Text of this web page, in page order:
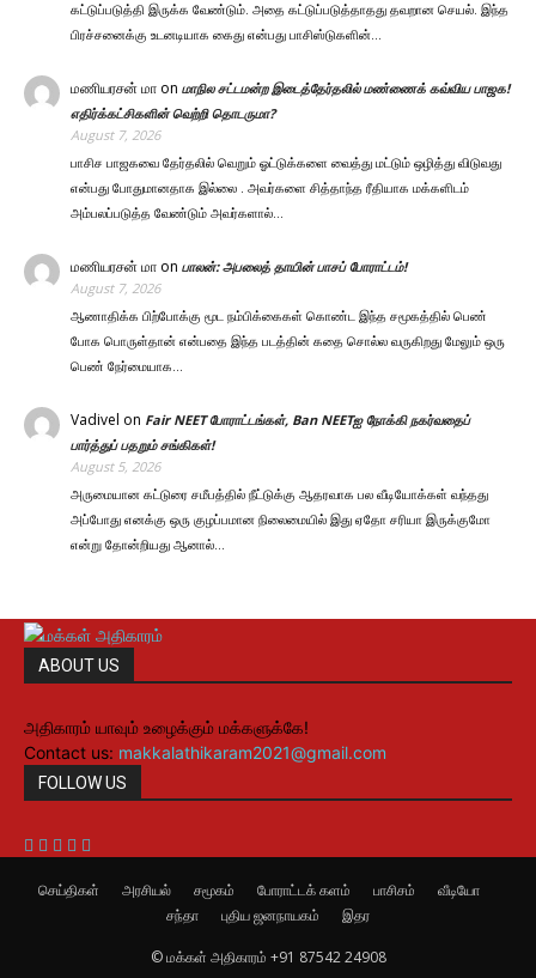
கட்டுப்படுத்தி இருக்க வேண்டும். அதை கட்டுப்படுத்தாதது தவறான செயல். இந்த
பிரச்சனைக்கு உடனடியாக கைது என்பது பாசிஸ்டுகளின்…
மணியரசன் மா on மாநில சட்டமன்ற இடைத்தேர்தலில் மண்ணைக் கவ்விய பாஜக!
எதிர்க்கட்சிகளின் வெற்றி தொடருமா?
August 7, 2026
பாசிச பாஜகவை தேர்தலில் வெறும் ஓட்டுக்களை வைத்து மட்டும் ஒழித்து விடுவது
என்பது போதுமானதாக இல்லை . அவர்களை சித்தாந்த ரீதியாக மக்களிடம்
அம்பலப்படுத்த வேண்டும் அவர்களால்…
மணியரசன் மா on பாலன்: அபலைத் தாயின் பாசப் போராட்டம்!
August 7, 2026
ஆணாதிக்க பிற்போக்கு மூட நம்பிக்கைகள் கொண்ட இந்த சமூகத்தில் பெண்
போக பொருள்தான் என்பதை இந்த படத்தின் கதை சொல்ல வருகிறது மேலும் ஒரு
பெண் நேர்மையாக…
Vadivel on Fair NEET போராட்டங்கள், Ban NEETஐ நோக்கி நகர்வதைப்
பார்த்துப் பதறும் சங்கிகள்!
August 5, 2026
அருமையான கட்டுரை சமீபத்தில் நீட்டுக்கு ஆதரவாக பல வீடியோக்கள் வந்தது
அப்போது எனக்கு ஒரு குழப்பமான நிலைமையில் இது ஏதோ சரியா இருக்குமோ
என்று தோன்றியது ஆனால்…
ABOUT US
அதிகாரம் யாவும் உழைக்கும் மக்களுக்கே!
Contact us: makkalathikaram2021@gmail.com
FOLLOW US
செய்திகள் அரசியல் சமூகம் போராட்டக் களம் பாசிசம்
வீடியோ
சந்தா
புதிய ஜனநாயகம் இதர
© மக்கள் அதிகாரம் +91 87542 24908